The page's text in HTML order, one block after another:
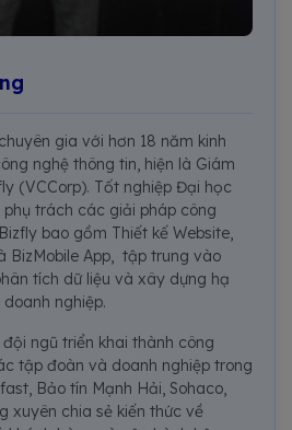
gia với hơn 18 năm kinh
nghệ thông tin, hiện là Giám
(VCCorp). Tốt nghiệp Đại học
trách các giải pháp công
bao gồm Thiết kế Website,
BizMobile App, tập trung vào
tích dữ liệu và xây dựng hạ
nghiệp.
ngũ triển khai thành công
tập đoàn và doanh nghiệp trong
Bảo tín Mạnh Hải, Sohaco,
xuyên chia sẻ kiến thức về